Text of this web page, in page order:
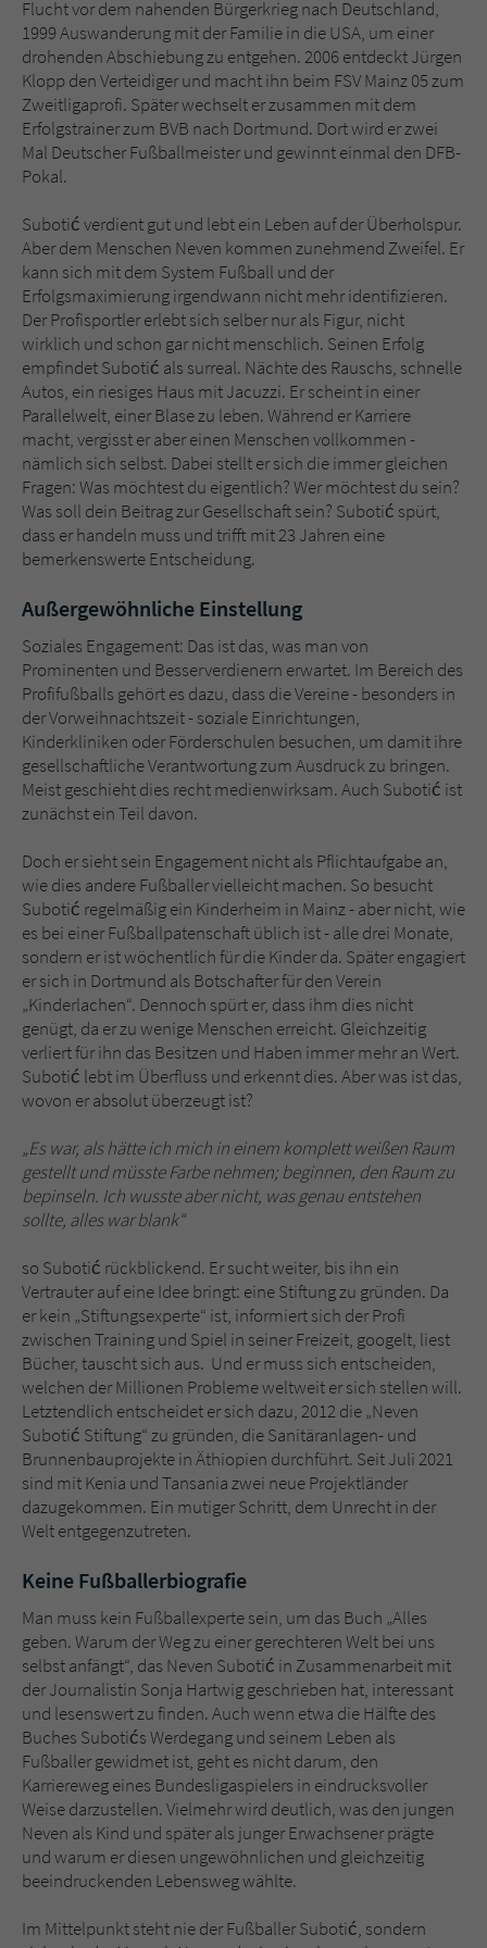
Flucht vor dem nahenden Bürgerkrieg nach Deutschland,
1999 Auswanderung mit der Familie in die USA, um einer
drohenden Abschiebung zu entgehen. 2006 entdeckt Jürgen
Klopp den Verteidiger und macht ihn beim FSV Mainz 05 zum
Zweitligaprofi. Später wechselt er zusammen mit dem
Erfolgstrainer zum BVB nach Dortmund. Dort wird er zwei
Mal Deutscher Fußballmeister und gewinnt einmal den DFB-
Pokal.
Subotić verdient gut und lebt ein Leben auf der Überholspur.
Aber dem Menschen Neven kommen zunehmend Zweifel. Er
kann sich mit dem System Fußball und der
Erfolgsmaximierung irgendwann nicht mehr identifizieren.
Der Profisportler erlebt sich selber nur als Figur, nicht
wirklich und schon gar nicht menschlich. Seinen Erfolg
empfindet Subotić als surreal. Nächte des Rauschs, schnelle
Autos, ein riesiges Haus mit Jacuzzi. Er scheint in einer
Parallelwelt, einer Blase zu leben. Während er Karriere
macht, vergisst er aber einen Menschen vollkommen -
nämlich sich selbst. Dabei stellt er sich die immer gleichen
Fragen: Was möchtest du eigentlich? Wer möchtest du sein?
Was soll dein Beitrag zur Gesellschaft sein? Subotić spürt,
dass er handeln muss und trifft mit 23 Jahren eine
bemerkenswerte Entscheidung.
Außergewöhnliche Einstellung
Soziales Engagement: Das ist das, was man von
Prominenten und Besserverdienern erwartet. Im Bereich des
Profifußballs gehört es dazu, dass die Vereine - besonders in
der Vorweihnachtszeit - soziale Einrichtungen,
Kinderkliniken oder Förderschulen besuchen, um damit ihre
gesellschaftliche Verantwortung zum Ausdruck zu bringen.
Meist geschieht dies recht medienwirksam. Auch Subotić ist
zunächst ein Teil davon.
Doch er sieht sein Engagement nicht als Pflichtaufgabe an,
wie dies andere Fußballer vielleicht machen. So besucht
Subotić regelmäßig ein Kinderheim in Mainz - aber nicht, wie
es bei einer Fußballpatenschaft üblich ist - alle drei Monate,
sondern er ist wöchentlich für die Kinder da. Später engagiert
er sich in Dortmund als Botschafter für den Verein
„Kinderlachen“. Dennoch spürt er, dass ihm dies nicht
genügt, da er zu wenige Menschen erreicht. Gleichzeitig
verliert für ihn das Besitzen und Haben immer mehr an Wert.
Subotić lebt im Überfluss und erkennt dies. Aber was ist das,
wovon er absolut überzeugt ist?
„Es war, als hätte ich mich in einem komplett weißen Raum
gestellt und müsste Farbe nehmen; beginnen, den Raum zu
bepinseln. Ich wusste aber nicht, was genau entstehen
sollte, alles war blank“
so Subotić rückblickend. Er sucht weiter, bis ihn ein
Vertrauter auf eine Idee bringt: eine Stiftung zu gründen. Da
er kein „Stiftungsexperte“ ist, informiert sich der Profi
zwischen Training und Spiel in seiner Freizeit, googelt, liest
Bücher, tauscht sich aus. Und er muss sich entscheiden,
welchen der Millionen Probleme weltweit er sich stellen will.
Letztendlich entscheidet er sich dazu, 2012 die „Neven
Subotić Stiftung“ zu gründen, die Sanitäranlagen- und
Brunnenbauprojekte in Äthiopien durchführt. Seit Juli 2021
sind mit Kenia und Tansania zwei neue Projektländer
dazugekommen. Ein mutiger Schritt, dem Unrecht in der
Welt entgegenzutreten.
Keine Fußballerbiografie
Man muss kein Fußballexperte sein, um das Buch „Alles
geben. Warum der Weg zu einer gerechteren Welt bei uns
selbst anfängt“, das Neven Subotić in Zusammenarbeit mit
der Journalistin Sonja Hartwig geschrieben hat, interessant
und lesenswert zu finden. Auch wenn etwa die Hälfte des
Buches Subotićs Werdegang und seinem Leben als
Fußballer gewidmet ist, geht es nicht darum, den
Karriereweg eines Bundesligaspielers in eindrucksvoller
Weise darzustellen. Vielmehr wird deutlich, was den jungen
Neven als Kind und später als junger Erwachsener prägte
und warum er diesen ungewöhnlichen und gleichzeitig
beeindruckenden Lebensweg wählte.
Im Mittelpunkt steht nie der Fußballer Subotić, sondern
Sicherheitscode des Kontaktformulars zu
überprüfen.